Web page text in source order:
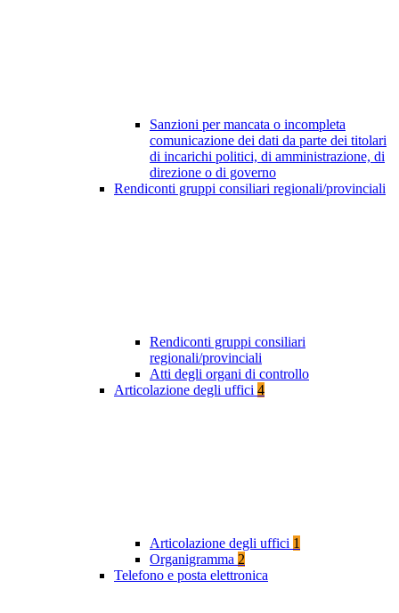
Sanzioni per mancata o incompleta
comunicazione dei dati da parte dei titolari
di incarichi politici, di amministrazione, di
direzione o di governo
Rendiconti gruppi consiliari regionali/provinciali
Rendiconti gruppi consiliari
regionali/provinciali
Atti degli organi di controllo
Articolazione degli uffici 4
Articolazione degli uffici 1
Organigramma 2
Telefono e posta elettronica